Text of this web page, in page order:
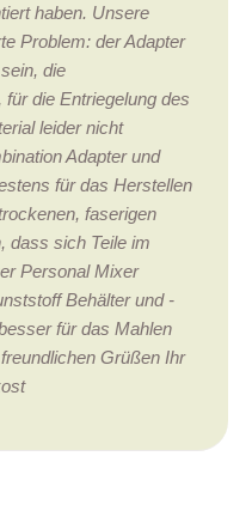
haben. Unsere
Problem: der Adapter
die
die Entriegelung des
leider nicht
Adapter und
für das Herstellen
faserigen
dass sich Teile im
Personal Mixer
Behälter und -
für das Mahlen
Grüßen Ihr